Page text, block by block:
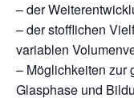
– der
– der stofflichen
variablen
– Möglichkeiten zur
Glasphase und